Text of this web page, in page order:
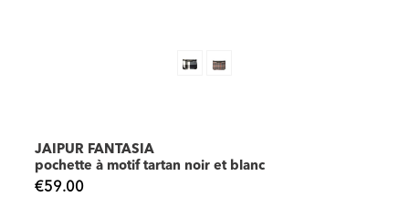
JAIPUR FANTASIA
pochette à motif tartan noir et blanc
€59.00